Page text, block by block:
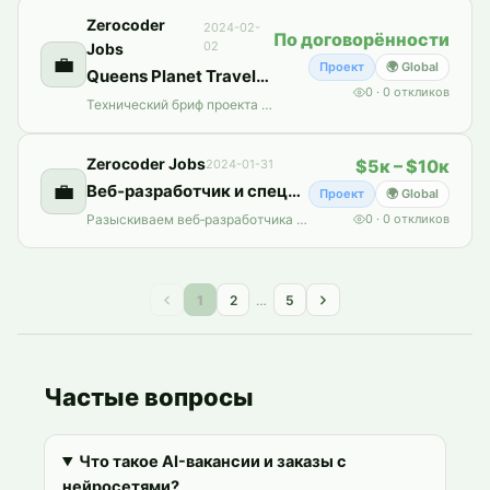
💼
Zerocoder
Jobs
2024-02-
02
Queens Planet Travels — бриф разработчика и ТЗ для travel‑платформы
Технический бриф проекта Queens Travels: мобильное приложение, админ‑панель и партнерский кабинет с интеграциями IATA BSP и Amadeus GDS, безопасными платежами и стеком React Native/Node.js.
По договорённости
Проект
🌍 Global
0 · 0 откликов
💼
Zerocoder Jobs2024-01-31
Веб‑разработчик и специалист по ребрендингу: перезапуск сайта и платформа найма
Разыскиваем веб‑разработчика и специалиста по ребрендингу для срочного перезапуска сайта и запуска платформы найма.
$5к – $10к
Проект
🌍 Global
0 · 0 откликов
1 2 … 5
Частые вопросы
Что такое AI-вакансии и заказы с